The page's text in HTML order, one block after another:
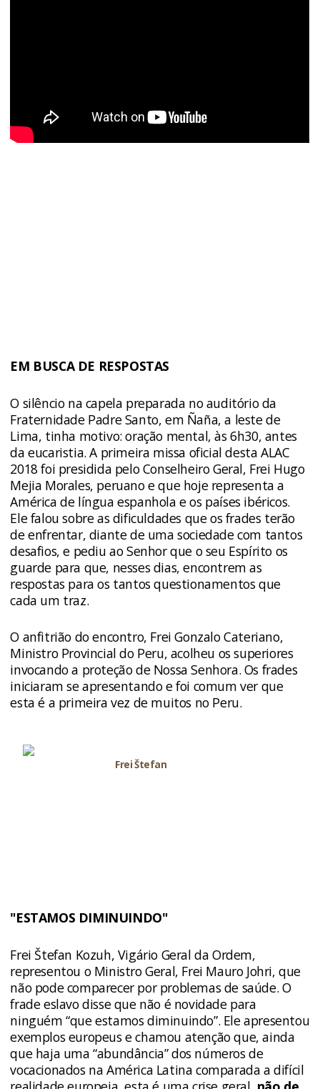
EM BUSCA DE RESPOSTAS
O silêncio na capela preparada no auditório da
Fraternidade Padre Santo, em Ñaña, a leste de
Lima, tinha motivo: oração mental, às 6h30, antes
da eucaristia. A primeira missa oficial desta ALAC
2018 foi presidida pelo Conselheiro Geral, Frei Hugo
Mejia Morales, peruano e que hoje representa a
América de língua espanhola e os países ibéricos.
Ele falou sobre as dificuldades que os frades terão
de enfrentar, diante de uma sociedade com tantos
desafios, e pediu ao Senhor que o seu Espírito os
guarde para que, nesses dias, encontrem as
respostas para os tantos questionamentos que
cada um traz.
O anfitrião do encontro, Frei Gonzalo Cateriano,
Ministro Provincial do Peru, acolheu os superiores
invocando a proteção de Nossa Senhora. Os frades
iniciaram se apresentando e foi comum ver que
esta é a primeira vez de muitos no Peru.
Frei Štefan
"ESTAMOS DIMINUINDO"
Frei Štefan Kozuh, Vigário Geral da Ordem,
representou o Ministro Geral, Frei Mauro Johri, que
não pode comparecer por problemas de saúde. O
frade eslavo disse que não é novidade para
ninguém “que estamos diminuindo”. Ele apresentou
exemplos europeus e chamou atenção que, ainda
que haja uma “abundância” dos números de
vocacionados na América Latina comparada a difícil